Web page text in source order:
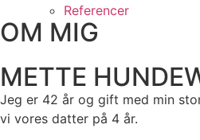
Referencer
OM MIG
METTE
Jeg er 42 år og gift med min
vi vores datter på 4 år.